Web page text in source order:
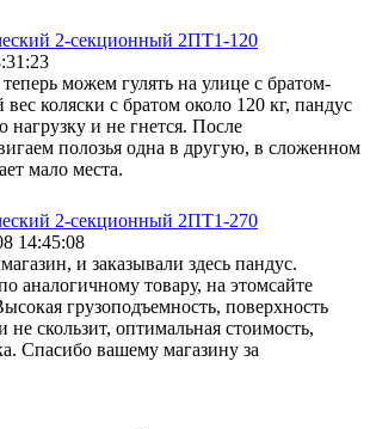
2-секционный 2ПТ1-120
можем гулять на улице с братом-
коляски с братом около 120 кг, пандус
нагрузку и не гнется. После
полозья одна в другую, в сложенном
мало места.
2-секционный 2ПТ1-270
14:45:08
и заказывали здесь пандус.
аналогичному товару, на этомсайте
грузоподъемность, поверхность
не скользит, оптимальная стоимость,
Спасибо вашему магазину за